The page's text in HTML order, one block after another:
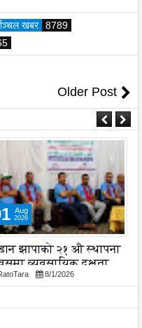
खबर
8789
Older Post
Aug
2026
झापाको २१ औ स्थापना
व्यवसायिक दक्षता,
र गुणस्तरमा
8/1/2026